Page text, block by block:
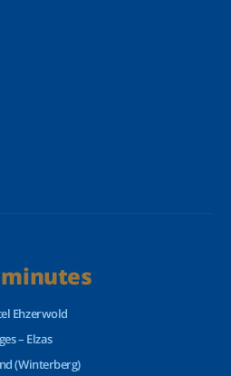
Ehzerwold
– Elzas
(Winterberg)